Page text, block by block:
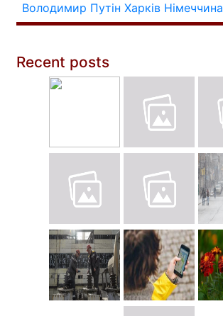
Володимир Путін Харків Німеччина
Recent posts